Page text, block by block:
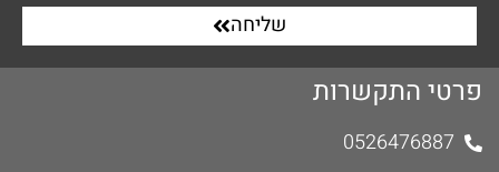
שליחה
פרטי התקשרות
0526476887